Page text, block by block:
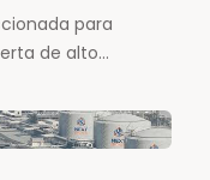
para
de alto…